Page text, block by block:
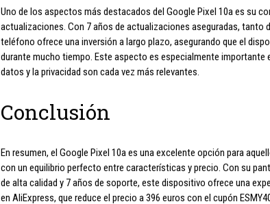
Uno de los aspectos más destacados del Google Pixel 10a es su
actualizaciones. Con 7 años de actualizaciones aseguradas, tanto
teléfono ofrece una inversión a largo plazo, asegurando que el
durante mucho tiempo. Este aspecto es especialmente importante
datos y la privacidad son cada vez más relevantes.
Conclusión
En resumen, el Google Pixel 10a es una excelente opción para
con un equilibrio perfecto entre características y precio. Con su
de alta calidad y 7 años de soporte, este dispositivo ofrece una
en AliExpress, que reduce el precio a 396 euros con el cupón